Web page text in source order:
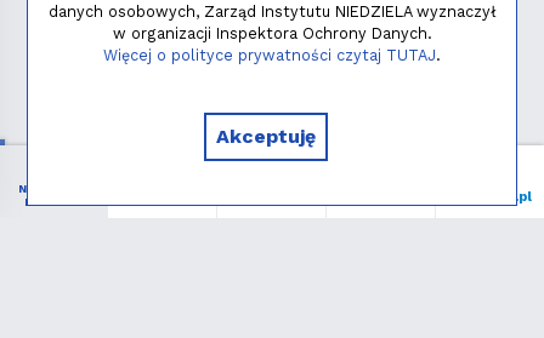
Polityka prywatności
Copyright © 2026 - Instytut NIEDZIELA
NIEZBĘDNIK
KATOLIKA
niedziela.pl
danych osobowych, Zarząd Instytutu NIEDZIELA wyznaczył
w organizacji Inspektora Ochrony Danych.
Więcej o polityce prywatności czytaj TUTAJ.
Akceptuję